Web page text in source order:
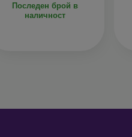
Последен брой в
наличност